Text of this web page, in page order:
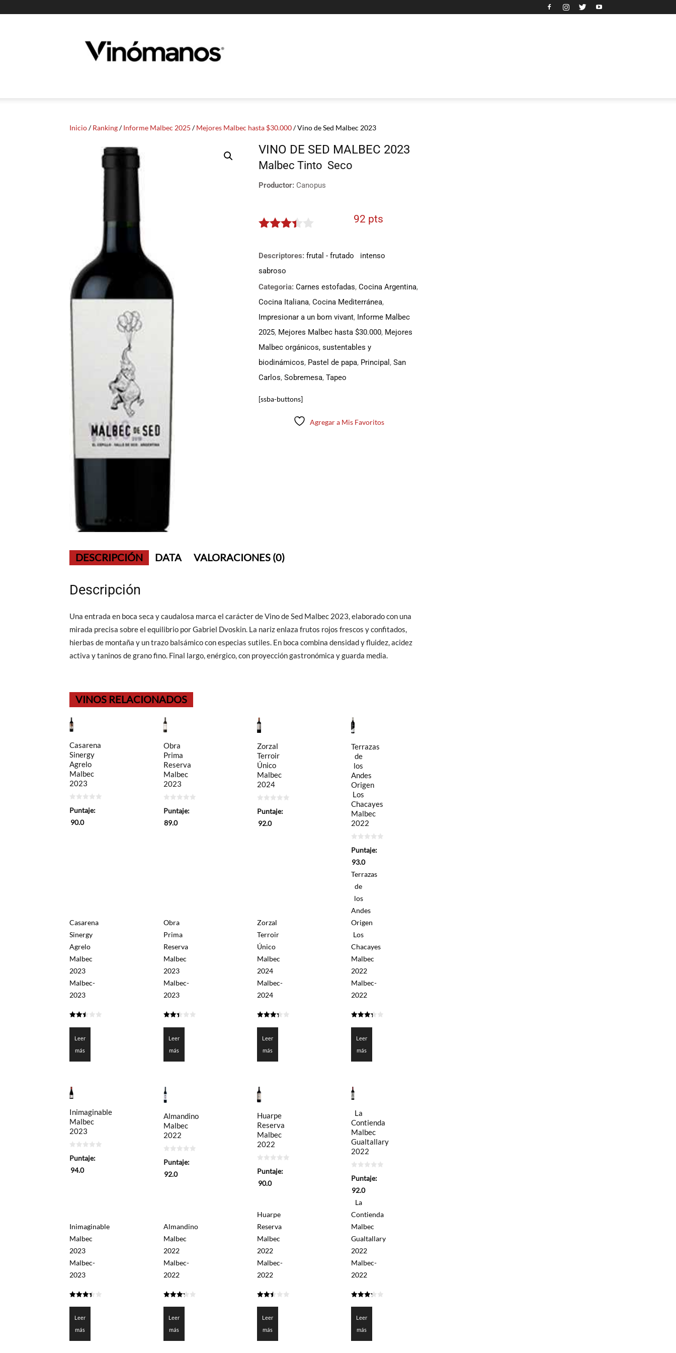
Vinomanos
Inicio/Ranking/Informe Malbec 2025 /Mejores Malbec hasta $30.000/ Vino de Sed Malbec 2023
VINO DE SED MALBEC 2023
Malbec Tinto Seco
Productor: Canopus
92 pts
Descriptores: frutal - frutado
intenso
sabroso
Categoria: Carnes estofadas, Cocina Argentina,
Cocina Italiana, Cocina Mediterránea,
Impresionar a un bom vivant, Informe Malbec
2025, Mejores Malbec hasta $30.000, Mejores
Malbec orgánicos, sustentables y
biodinámicos, Pastel de papa, Principal , San
Carlos, Sobremesa, Tapeo
[ssba-buttons]
Agregar a Mis Favoritos
DESCRIPCIÓN DATA VALORACIONES (0)
Descripción
Una entrada en boca seca y caudalosa marca el carácter de Vino de Sed Malbec 2023, elaborado con una
mirada precisa sobre el equilibrio por Gabriel Dvoskin. La nariz enlaza frutos rojos frescos y confitados,
hierbas de montaña y un trazo balsámico con especias sutiles. En boca combina densidad y fluidez, acidez
activa y taninos de grano fino. Final largo, enérgico, con proyección gastronómica y guarda media.
VINOS RELACIONADOS
Casarena
Sinergy
Agrelo
Malbec
2023
de
Puntaje:
90.0
Casarena
Sinergy
Agrelo
Malbec
2023
Malbec-
2023
Leer
más
Obra
Prima
Reserva
Malbec
2023
de
Puntaje:
89.0
Obra
Prima
Reserva
Malbec
2023
Malbec-
2023
Leer
más
Zorzal
Terroir
Único
Malbec
2024
de
Puntaje:
92.0
Zorzal
Terroir
Único
Malbec
2024
Malbec-
2024
Leer
más
Terrazas
de
los
Andes
Origen
Los
Chacayes
Malbec
2022
de
Puntaje:
93.0
Terrazas
de
los
Andes
Origen
Los
Chacayes
Malbec
2022
Malbec-
2022
Leer
más
Inimaginable
Malbec
2023
de
Puntaje:
94.0
Inimaginable
Malbec
2023
Malbec-
2023
Leer
más
Almandino
Malbec
2022
de
Puntaje:
92.0
Almandino
Malbec
2022
Malbec-
2022
Leer
más
Huarpe
Reserva
Malbec
2022
de
Puntaje:
90.0
Huarpe
Reserva
Malbec
2022
Malbec-
2022
Leer
más
La
Contienda
Malbec
Gualtallary
2022
de
Puntaje:
92.0
La
Contienda
Malbec
Gualtallary
2022
Malbec-
2022
Leer
más